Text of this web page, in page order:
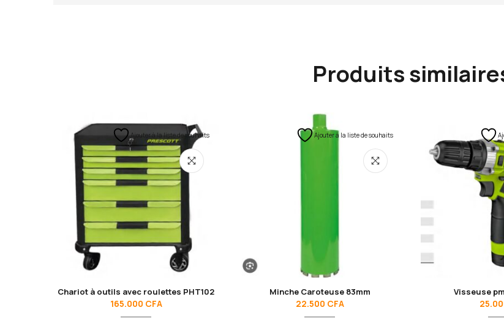
Produits
Ajouter à la liste de souhaits
Chariot à outils avec roulettes PHT102
165.000 CFA
Ajouter à la liste de souhaits
Minche Caroteuse 83mm
22.500 CFA
Visseuse